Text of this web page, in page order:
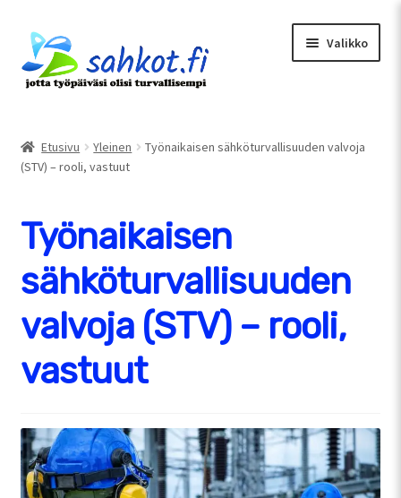
Siirry
navigointiin
Siirry
sisältöön
Valikko
Oma tili
Tarjouspyyntö
Ostoskori
Kassa
Etusivu Yleinen
Työnaikaisen sähköturvallisuuden valvoja
(STV) – rooli, vastuut
Työnaikaisen
sähköturvallisuuden
valvoja (STV) – rooli,
vastuut